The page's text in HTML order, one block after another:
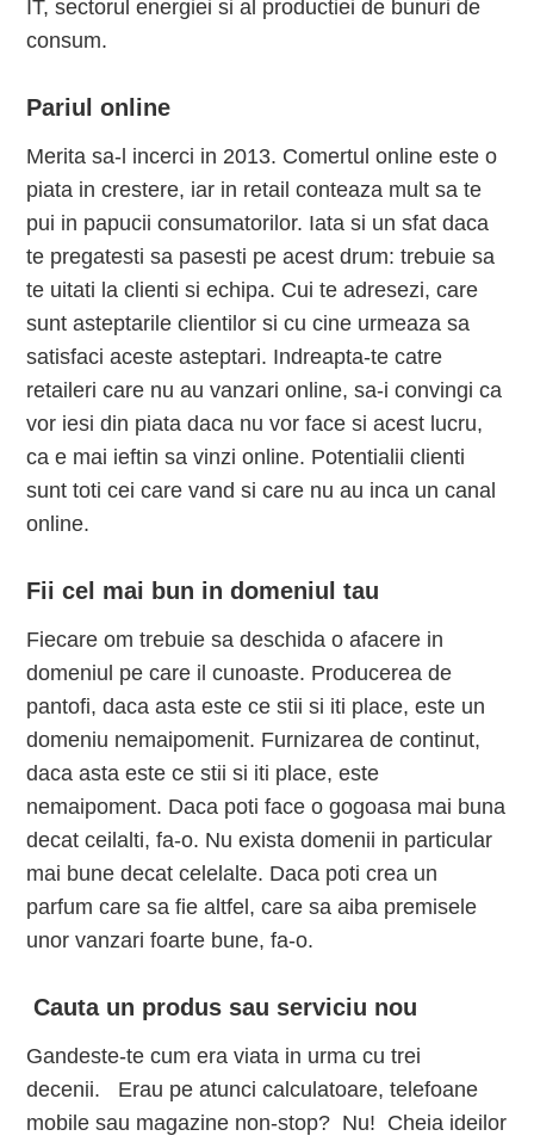
IT, sectorul energiei si al productiei de bunuri de
consum.
Pariul online
Merita sa-l incerci in 2013. Comertul online este o
piata in crestere, iar in retail conteaza mult sa te
pui in papucii consumatorilor. Iata si un sfat daca
te pregatesti sa pasesti pe acest drum: trebuie sa
te uitati la clienti si echipa. Cui te adresezi, care
sunt asteptarile clientilor si cu cine urmeaza sa
satisfaci aceste asteptari. Indreapta-te catre
retaileri care nu au vanzari online, sa-i convingi ca
vor iesi din piata daca nu vor face si acest lucru,
ca e mai ieftin sa vinzi online. Potentialii clienti
sunt toti cei care vand si care nu au inca un canal
online.
Fii cel mai bun in domeniul tau
Fiecare om trebuie sa deschida o afacere in
domeniul pe care il cunoaste. Producerea de
pantofi, daca asta este ce stii si iti place, este un
domeniu nemaipomenit. Furnizarea de continut,
daca asta este ce stii si iti place, este
nemaipoment. Daca poti face o gogoasa mai buna
decat ceilalti, fa-o. Nu exista domenii in particular
mai bune decat celelalte. Daca poti crea un
parfum care sa fie altfel, care sa aiba premisele
unor vanzari foarte bune, fa-o.
Cauta un produs sau serviciu nou
Gandeste-te cum era viata in urma cu trei
decenii. Erau pe atunci calculatoare, telefoane
mobile sau magazine non-stop? Nu! Cheia ideilor